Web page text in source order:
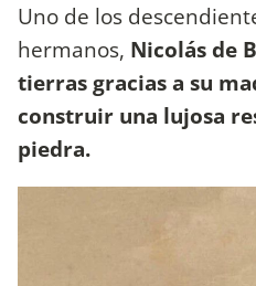
Uno de los
hermanos, Nicolás de
tierras gracias a su
construir una lujosa
piedra.